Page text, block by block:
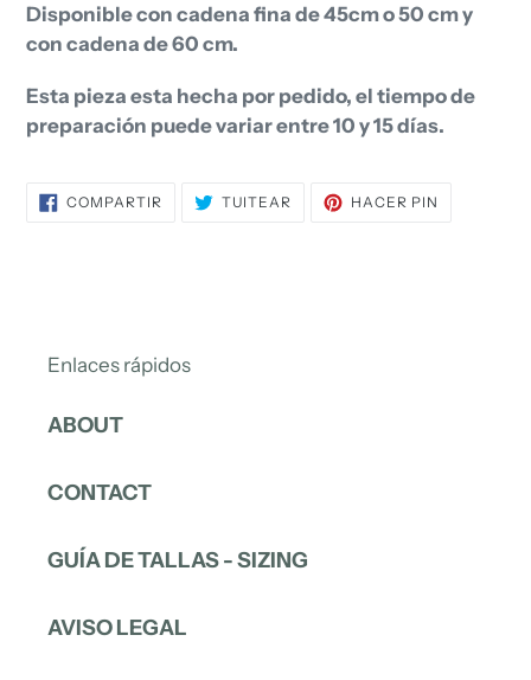
de
compra
Disponible con cadena fina de 45cm o 50 cm y
con cadena de 60 cm.
Esta pieza esta hecha por pedido, el tiempo de
preparación puede variar entre 10 y 15 días.
COMPARTIR COMPARTIR
EN
TUITEAR TUITEARHACER PIN
Enlaces rápidos
ABOUT
CONTACT
GUÍA DE TALLAS - SIZING
AVISO LEGAL